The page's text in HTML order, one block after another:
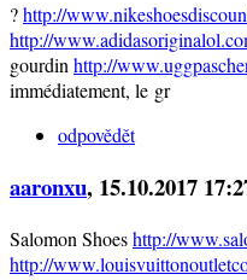
?http://
http://
gourdin http://
immédiatement, le gr
odpovědět
aaronxu, 15.10.2017
Salomon Shoeshttp://
http://